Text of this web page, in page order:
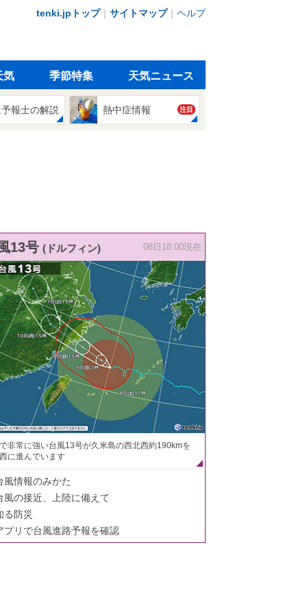
tenki.jpトップ｜ サイトマップ｜ ヘルプ
気 季節特集 天気ニュース
報士の解説 熱中症情報 注目
13号 (ドルフィン) 08日18:00現在
非常に強い台風13号が久米島の西北西約190kmを
に進んでいます
風情報のみかた
風の接近、上陸に備えて
る防災
プリで台風進路予報を確認